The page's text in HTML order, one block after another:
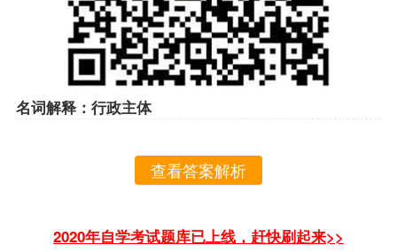
名词解释：行政主体
查看答案解析
2020年自学考试题库已上线，赶快刷起来>>